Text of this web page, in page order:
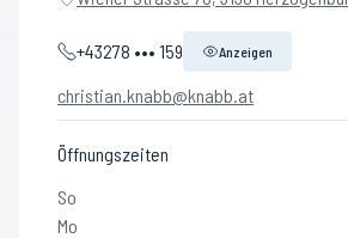
+43278 ••• 159 Anzeigen
christian.knabb@knabb.at
Öffnungszeiten
So
Mo